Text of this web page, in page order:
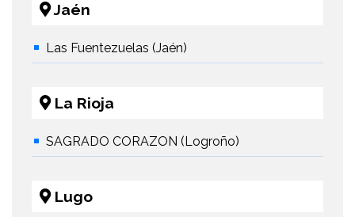
Jaén
Las Fuentezuelas (Jaén)
La Rioja
SAGRADO CORAZON (Logroño)
Lugo